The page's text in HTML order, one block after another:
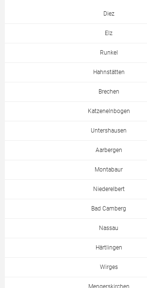
Diez
Elz
Runkel
Hahnstätten
Brechen
Katzenelnbogen
Untershausen
Aarbergen
Montabaur
Niederelbert
Bad Camberg
Nassau
Härtlingen
Wirges
Mengerskirchen